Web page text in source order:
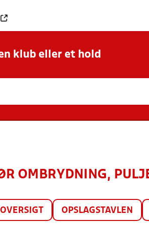
klub eller et hold
OMBRYDNING,
OPSLAGSTAVLEN